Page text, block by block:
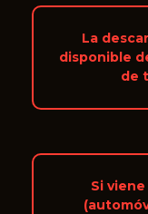
La
disponible
de
Si